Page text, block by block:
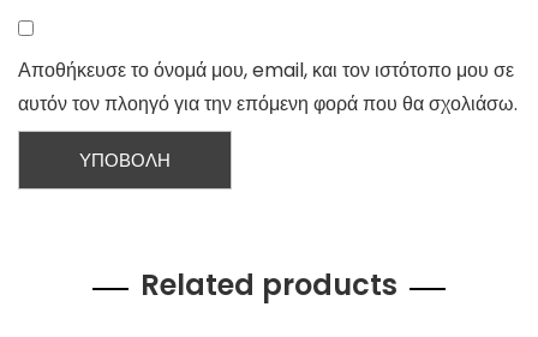
Αποθήκευσε το όνομά μου, email, και τον ιστότοπο μου σε
αυτόν τον πλοηγό για την επόμενη φορά που θα σχολιάσω.
Related products